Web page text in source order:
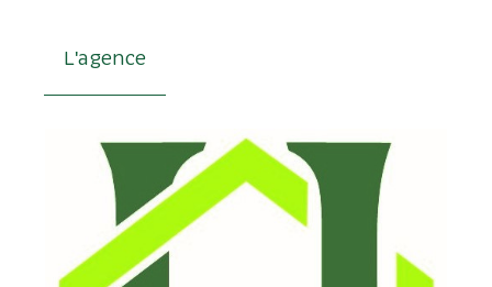
L'agence